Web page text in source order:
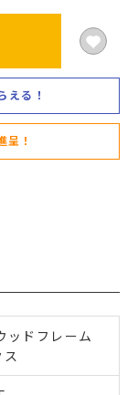
える！
！
ッドフレーム